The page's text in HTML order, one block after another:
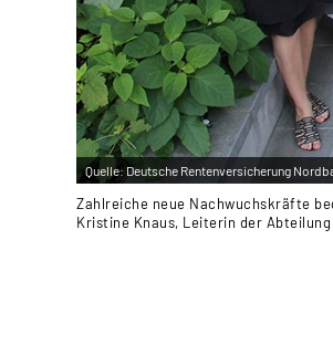
Quelle:Deutsche Rentenversicherung
Zahlreiche neue Nachwuchskräfte
Kristine Knaus, Leiterin der